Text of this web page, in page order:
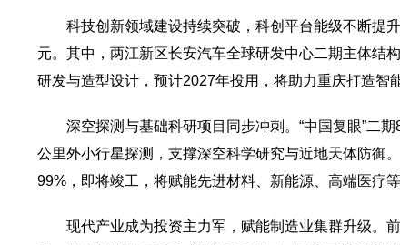
科技创新领域建设持续突破，科创平台能级不断提
元。其中，两江新区长安汽车全球研发中心二期主体结
研发与造型设计，预计2027年投用，将助力重庆打造智
深空探测与基础科研项目同步冲刺。“中国复眼”二
公里外小行星探测，支撑深空科学研究与近地天体防御
99%，即将竣工，将赋能先进材料、新能源、高端医疗
现代产业成为投资主力军，赋能制造业集群升级。